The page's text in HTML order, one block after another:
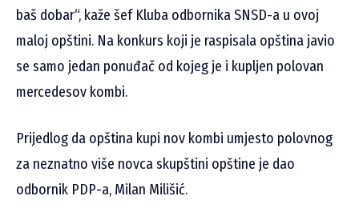
baš dobar“, kaže šef Kluba odbornika SNSD-a u ovoj
maloj opštini. Na konkurs koji je raspisala opština javio
se samo jedan ponuđač od kojeg je i kupljen polovan
mercedesov kombi.
Prijedlog da opština kupi nov kombi umjesto polovnog
za neznatno više novca skupštini opštine je dao
odbornik PDP-a, Milan Milišić.